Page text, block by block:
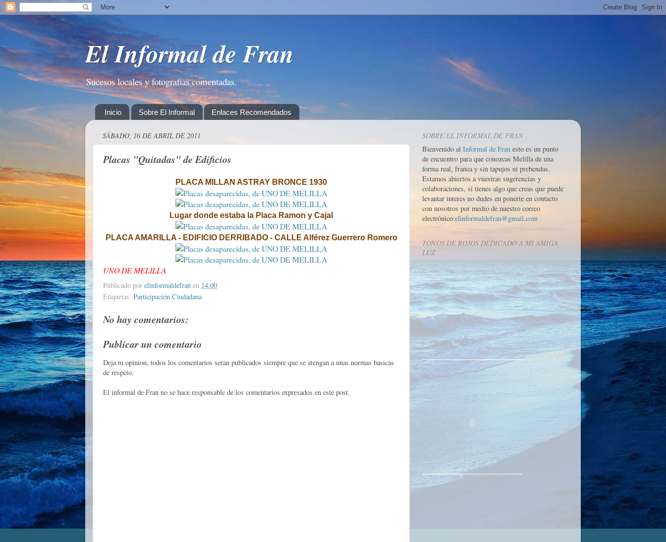
El Informal de Fran
Sucesos locales y fotografias comentadas.
Inicio Sobre El Informal Enlaces Recomendados
SÁBADO, 16 DE ABRIL DE 2011
Placas "Quitadas" de Edificios
PLACA MILLAN ASTRAY BRONCE 1930
Lugar donde estaba la Placa Ramon y Cajal
PLACA AMARILLA - EDIFICIO DERRIBADO - CALLE Alférez Guerrero Romero
UNO DE MELILLA
Publicado por elinformaldefran en 14:00
Etiquetas: Participación Ciudadana
No hay comentarios:
Publicar un comentario
Deja tu opinion, todos los comentarios seran publicados siempre que se atengan a unas normas basicas
de respeto.
El informal de Fran no se hace responsable de los comentarios expresados en este post.
SOBRE EL INFORMAL DE FRAN
Bienvenido al Informal de Fran esto es un punto
de encuentro para que conozcas Melilla de una
forma real, franca y sin tapujos ni prebendas.
Estamos abiertos a vuestras sugerencias y
colaboraciones, si tienes algo que creas que puede
levantar interes no dudes en ponerte en contacto
con nosotros por medio de nuestro correo
electrónico:elinformaldefran@gmail.com
TONOS DE ROJOS DEDICADO A MI AMIGA
LUZ